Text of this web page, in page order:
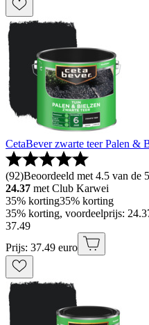
CetaBever zwarte teer Palen &
(92)Beoordeeld met 4.5 van de
24.37 met Club Karwei
35% korting35% korting
35% korting, voordeelprijs:
37.49
Prijs: 37.49 euro